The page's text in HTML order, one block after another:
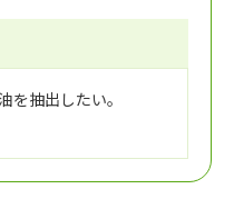
を抽出したい。